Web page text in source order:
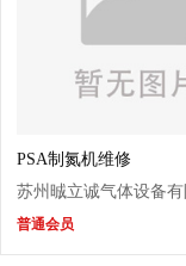
PSA制氮机维修
苏州晠立诚气体设备有
普通会员